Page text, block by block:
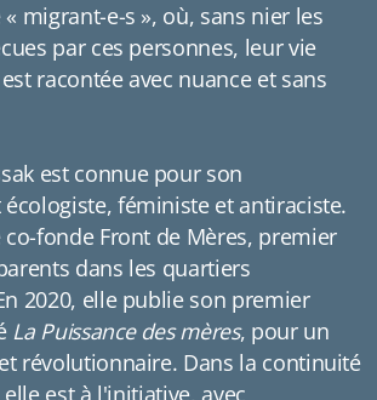
migrant-e-s », où, sans nier les
par ces personnes, leur vie
racontée avec nuance et sans
est connue pour son
féministe et antiraciste.
co-fonde Front de Mères, premier
dans les quartiers
2020, elle publie son premier
La Puissance des mères, pour un
révolutionnaire. Dans la continuité
est à l'initiative, avec